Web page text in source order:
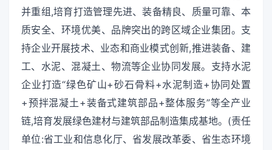
并重组,培育打造管理先进、装备精良、质量可靠、本
质安全、环境优美、品牌突出的跨区域企业集团。支
持企业开展技术、业态和商业模式创新,推进装备、建
工、水泥、混凝土、物流等企业协同发展。支持水泥
企业打造“绿色矿山+砂石骨料+水泥制造+协同处置
+预拌混凝土+装备式建筑部品+整体服务”等全产业
链,培育发展绿色建材与建筑部品制造集成基地。(责任
单位:省工业和信息化厅、省发展改革委、省生态环境